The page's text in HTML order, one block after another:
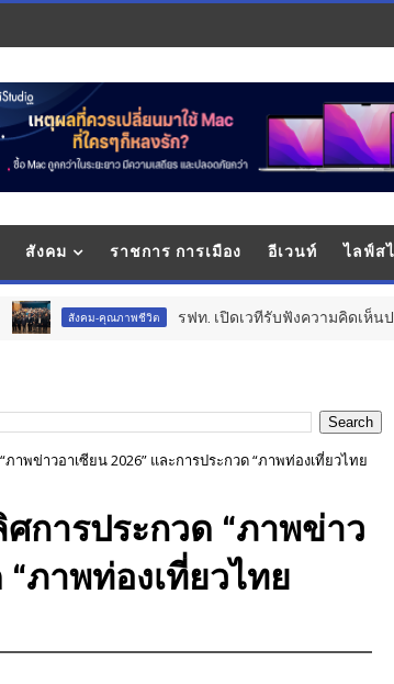
สังคม ราชการ การเมือง อีเวนท์ ไลฟ์ส
พชีวิต รฟท. เปิดเวทีรับฟังความคิดเห็นประชาชน ครั้งที่ 2
าพข่าวอาเซียน 2026” และการประกวด “ภาพท่องเที่ยวไทย
การประกวด “ภาพข่าว
ภาพท่องเที่ยวไทย